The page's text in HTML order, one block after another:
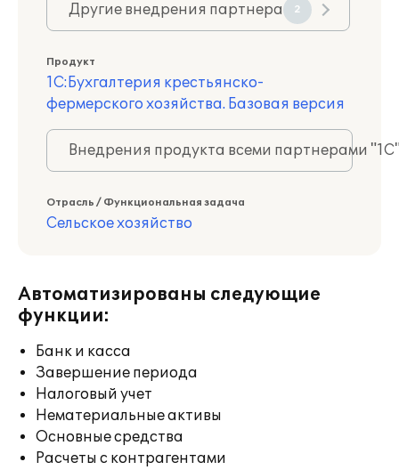
Другие внедрения партнера 2
Продукт
1С:Бухгалтерия крестьянско-
фермерского хозяйства. Базовая версия
Внедрения продукта всеми партнерами
Отрасль / Функциональная задача
Сельское хозяйство
Автоматизированы следующие
функции:
Банк и касса
Завершение периода
Налоговый учет
Нематериальные активы
Основные средства
Расчеты с контрагентами